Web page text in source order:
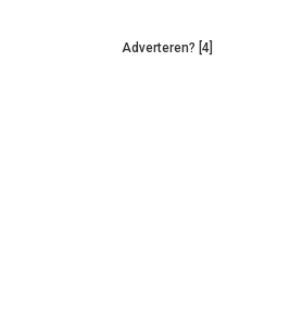
Adverteren? [4]